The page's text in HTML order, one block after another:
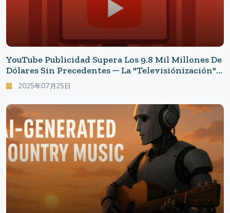
YouTube Publicidad Supera Los 9.8 Mil Millones De
Dólares Sin Precedentes ─ La "televisiónización"
Impulsa La Estrategia Ganadora En Un Océano
Rojo
2025年07月25日